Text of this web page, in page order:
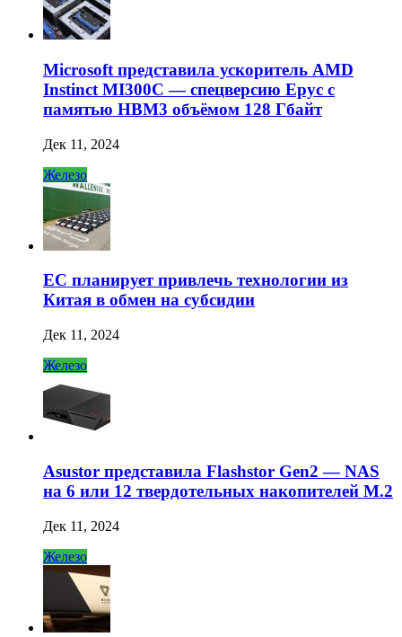
Microsoft представила ускоритель AMD
Instinct MI300C — спецверсию Epyc с
памятью HBM3 объёмом 128 Гбайт
Дек 11, 2024
Железо
ЕС планирует привлечь технологии из
Китая в обмен на субсидии
Дек 11, 2024
Железо
Asustor представила Flashstor Gen2 — NAS
на 6 или 12 твердотельных накопителей M.2
Дек 11, 2024
Железо